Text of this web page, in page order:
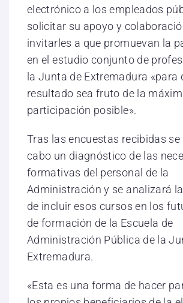
electrónico a los empleados
solicitar su apoyo y
invitarles a que promuevan la
en el estudio conjunto de
la Junta de Extremadura «para
resultado sea fruto de la
participación posible».
Tras las encuestas recibidas se
cabo un diagnóstico de las
formativas del personal de la
Administración y se analizará
de incluir esos cursos en los
de formación de la Escuela de
Administración Pública de la
Extremadura.
«Esta es una forma de hacer